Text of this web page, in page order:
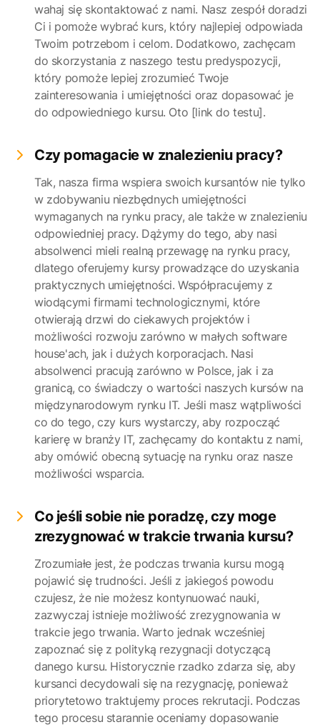
wahaj się skontaktować z nami. Nasz zespół doradzi
Ci i pomoże wybrać kurs, który najlepiej odpowiada
Twoim potrzebom i celom. Dodatkowo, zachęcam
do skorzystania z naszego testu predyspozycji,
który pomoże lepiej zrozumieć Twoje
zainteresowania i umiejętności oraz dopasować je
do odpowiedniego kursu. Oto [link do testu].
Czy pomagacie w znalezieniu pracy?
Tak, nasza firma wspiera swoich kursantów nie tylko
w zdobywaniu niezbędnych umiejętności
wymaganych na rynku pracy, ale także w znalezieniu
odpowiedniej pracy. Dążymy do tego, aby nasi
absolwenci mieli realną przewagę na rynku pracy,
dlatego oferujemy kursy prowadzące do uzyskania
praktycznych umiejętności. Współpracujemy z
wiodącymi firmami technologicznymi, które
otwierają drzwi do ciekawych projektów i
możliwości rozwoju zarówno w małych software
house'ach, jak i dużych korporacjach. Nasi
absolwenci pracują zarówno w Polsce, jak i za
granicą, co świadczy o wartości naszych kursów na
międzynarodowym rynku IT. Jeśli masz wątpliwości
co do tego, czy kurs wystarczy, aby rozpocząć
karierę w branży IT, zachęcamy do kontaktu z nami,
aby omówić obecną sytuację na rynku oraz nasze
możliwości wsparcia.
Co jeśli sobie nie poradzę, czy moge
zrezygnować w trakcie trwania kursu?
Zrozumiałe jest, że podczas trwania kursu mogą
pojawić się trudności. Jeśli z jakiegoś powodu
czujesz, że nie możesz kontynuować nauki,
zazwyczaj istnieje możliwość zrezygnowania w
trakcie jego trwania. Warto jednak wcześniej
zapoznać się z polityką rezygnacji dotyczącą
danego kursu. Historycznie rzadko zdarza się, aby
kursanci decydowali się na rezygnację, ponieważ
priorytetowo traktujemy proces rekrutacji. Podczas
tego procesu starannie oceniamy dopasowanie